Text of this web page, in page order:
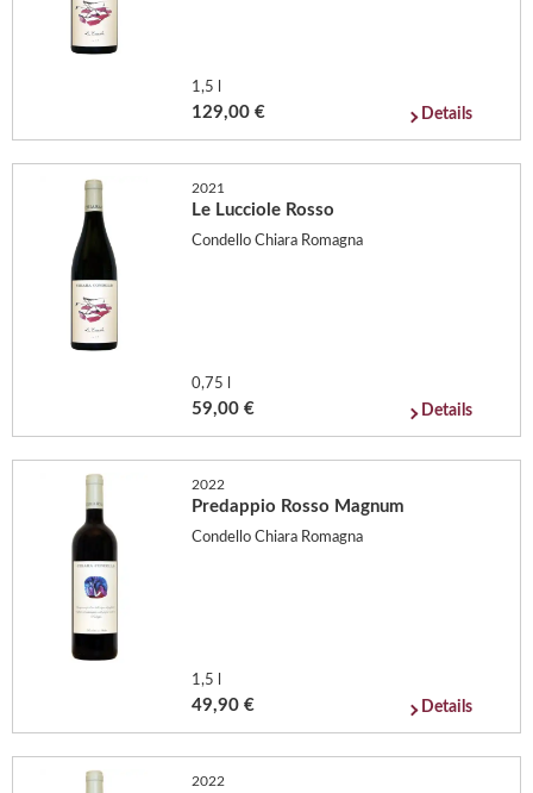
1,5 l
129,00 € Details
2021
Le Lucciole Rosso
Condello Chiara Romagna
0,75 l
59,00 € Details
2022
Predappio Rosso Magnum
Condello Chiara Romagna
1,5 l
49,90 € Details
2022